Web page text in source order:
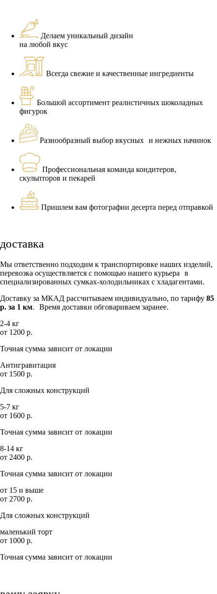
Делаем уникальный дизайн
на любой вкус
Всегда свежие и качественные ингредиенты
Большой ассортимент реалистичных шоколадных
фигурок
Разнообразный выбор вкусных и нежных начинок
Профессиональная команда кондитеров,
скульпторов и пекарей
Пришлем вам фотографии десерта перед отправкой
доставка
Мы ответственно подходим к транспортировке наших изделий,
перевозка осуществляется с помощью нашего курьера в
специализированных сумках-холодильниках с хладагентами.
Доставку за МКАД рассчитываем индивидуально, по тарифу 85
р. за 1 км. Время доставки обговариваем заранее.
2-4 кг
от 1200 р.
Точная сумма зависит от локации
Антигравитация
от 1500 р.
Для сложных конструкций
5-7 кг
от 1600 р.
Точная сумма зависит от локации
8-14 кг
от 2400 р.
Точная сумма зависит от локации
от 15 и выше
от 2700 р.
Для сложных конструкций
маленький торт
от 1000 р.
Точная сумма зависит от локации